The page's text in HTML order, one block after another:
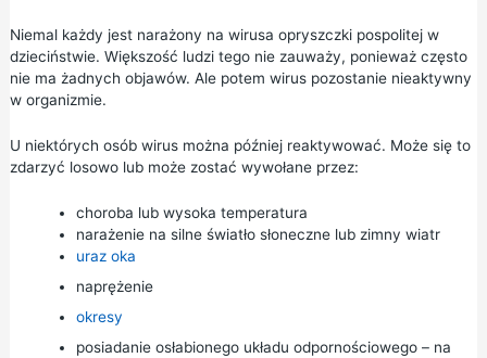
Niemal każdy jest narażony na wirusa opryszczki pospolitej w
dzieciństwie. Większość ludzi tego nie zauważy, ponieważ często
nie ma żadnych objawów. Ale potem wirus pozostanie nieaktywny
w organizmie.
U niektórych osób wirus można później reaktywować. Może się to
zdarzyć losowo lub może zostać wywołane przez:
choroba lub wysoka temperatura
narażenie na silne światło słoneczne lub zimny wiatr
uraz oka
naprężenie
okresy
posiadanie osłabionego układu odpornościowego – na